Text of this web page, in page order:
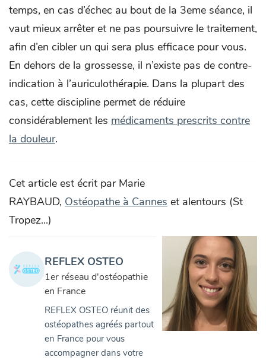
temps, en cas d’échec au bout de la 3eme séance, il
vaut mieux arrêter et ne pas poursuivre le traitement,
afin d’en cibler un qui sera plus efficace pour vous.
En dehors de la grossesse, il n’existe pas de contre-
indication à l’auriculothérapie. Dans la plupart des
cas, cette discipline permet de réduire
considérablement les médicaments prescrits contre
la douleur.
Cet article est écrit par Marie
RAYBAUD, Ostéopathe à Cannes et alentours (St
Tropez...)
REFLEX OSTEO
1er réseau d'ostéopathie
en France
REFLEX OSTEO réunit des
ostéopathes agréés partout
en France pour vous
accompagner dans votre